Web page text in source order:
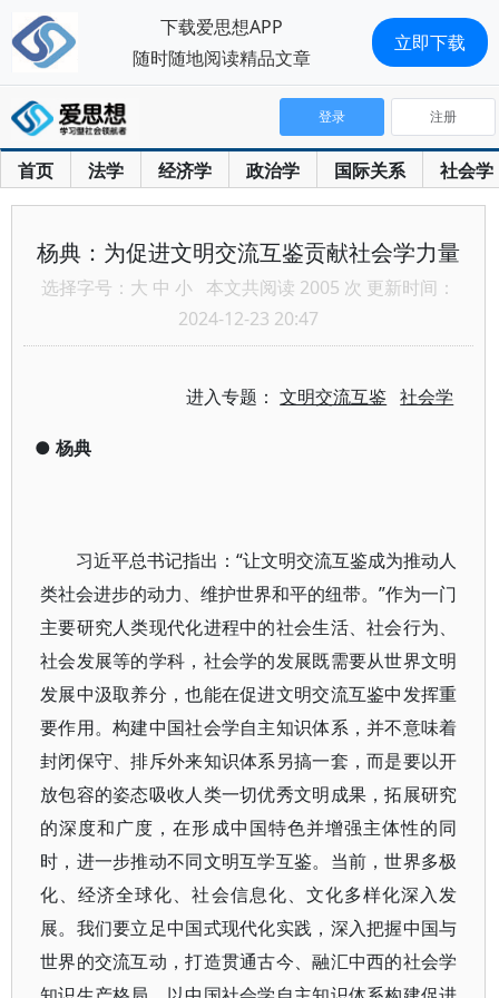
首页 法学 经济学 政治学 国际关系 社会学
登录 注册
杨典：为促进文明交流互鉴贡献社会学力量
选择字号： 大 中 小 本文共阅读 2005 次 更新时间：
2024-12-23 20:47
进入专题：文明交流互鉴 社会学
● 杨典
习近平总书记指出：“让文明交流互鉴成为推动人
类社会进步的动力、维护世界和平的纽带。”作为一门
主要研究人类现代化进程中的社会生活、社会行为、
社会发展等的学科，社会学的发展既需要从世界文明
发展中汲取养分，也能在促进文明交流互鉴中发挥重
要作用。构建中国社会学自主知识体系，并不意味着
封闭保守、排斥外来知识体系另搞一套，而是要以开
放包容的姿态吸收人类一切优秀文明成果，拓展研究
的深度和广度，在形成中国特色并增强主体性的同
时，进一步推动不同文明互学互鉴。当前，世界多极
化、经济全球化、社会信息化、文化多样化深入发
展。我们要立足中国式现代化实践，深入把握中国与
世界的交流互动，打造贯通古今、融汇中西的社会学
下载爱思想APP
随时随地阅读精品文章
立即下载